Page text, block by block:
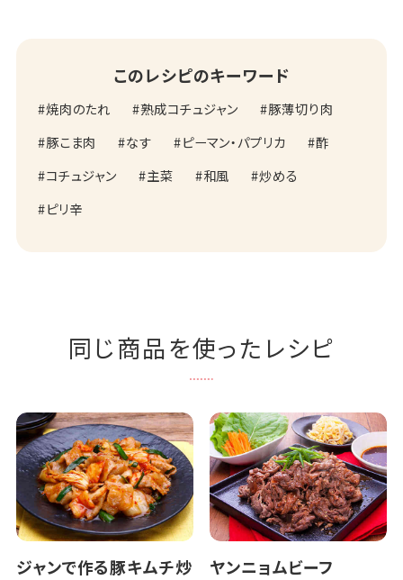
このレシピのキーワード
焼肉のたれ 熟成コチュジャン
豚薄切り肉
豚こま肉
なす ピーマン・パプリカ
酢
コチュジャン
主菜 和風
炒める
ピリ辛
同じ商品を使ったレシピ
ジャンで作る豚キムチ炒
ヤンニョムビーフ